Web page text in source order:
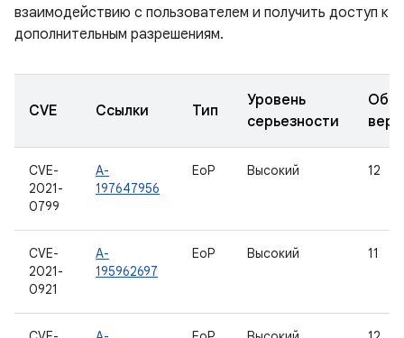
взаимодействию с пользователем и получить доступ к
дополнительным разрешениям.
CVE Ссылки Тип
Уровень
серьезности
CVE-
2021-
0799
A-
197647956
EoP Высокий 12
CVE-
2021-
0921
A-
195962697
EoP Высокий 11